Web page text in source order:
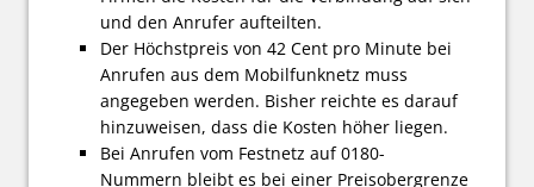
und den Anrufer aufteilten.
Der Höchstpreis von 42 Cent pro Minute bei
Anrufen aus dem Mobilfunknetz muss
angegeben werden. Bisher reichte es darauf
hinzuweisen, dass die Kosten höher liegen.
Bei Anrufen vom Festnetz auf 0180-
Nummern bleibt es bei einer Preisobergrenze